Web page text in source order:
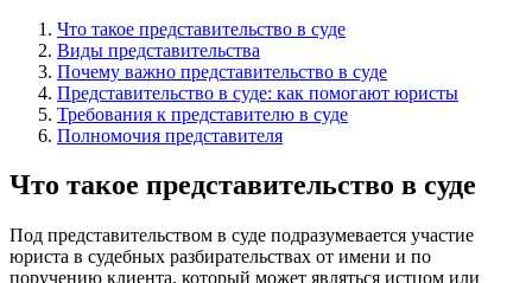
Что такое представительство в суде
Виды представительства
Почему важно представительство в суде
Представительство в суде: как помогают юристы
Требования к представителю в суде
Полномочия представителя
Что такое представительство в суде
Под представительством в суде подразумевается участие
юриста в судебных разбирательствах от имени и по
поручению клиента, который может являться истцом или